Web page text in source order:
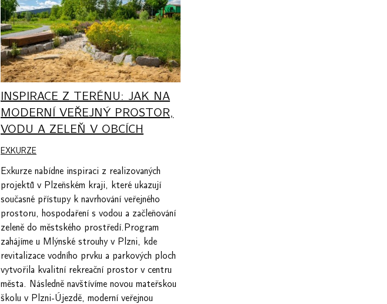
INSPIRACE Z TERÉNU: JAK NA
MODERNÍ VEŘEJNÝ PROSTOR,
VODU A ZELEŇ V OBCÍCH
EXKURZE
Exkurze nabídne inspiraci z realizovaných
projektů v Plzeňském kraji, které ukazují
současné přístupy k navrhování veřejného
prostoru, hospodaření s vodou a začleňování
zeleně do městského prostředí.Program
zahájíme u Mlýnské strouhy v Plzni, kde
revitalizace vodního prvku a parkových ploch
vytvořila kvalitní rekreační prostor v centru
města. Následně navštívíme novou mateřskou
školu v Plzni-Újezdě, moderní veřejnou